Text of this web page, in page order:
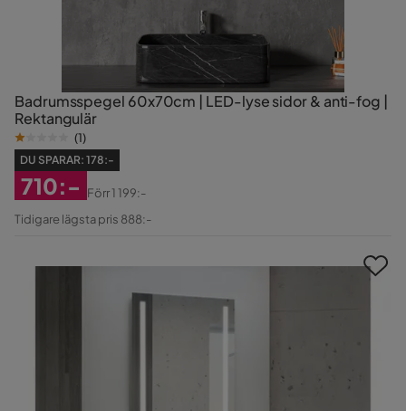
Badrumsspegel 60x70cm | LED-lyse sidor & anti-fog |
Rektangulär
(1)
DU SPARAR: 178:-
Rabatterat
710:-
Original
Förr1 199:-
Tidigare lägsta pris 888:-